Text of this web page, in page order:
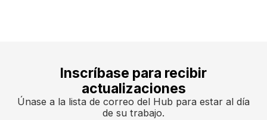
Inscríbase para recibir
actualizaciones
Únase a la lista de correo del Hub para estar al día
de su trabajo.